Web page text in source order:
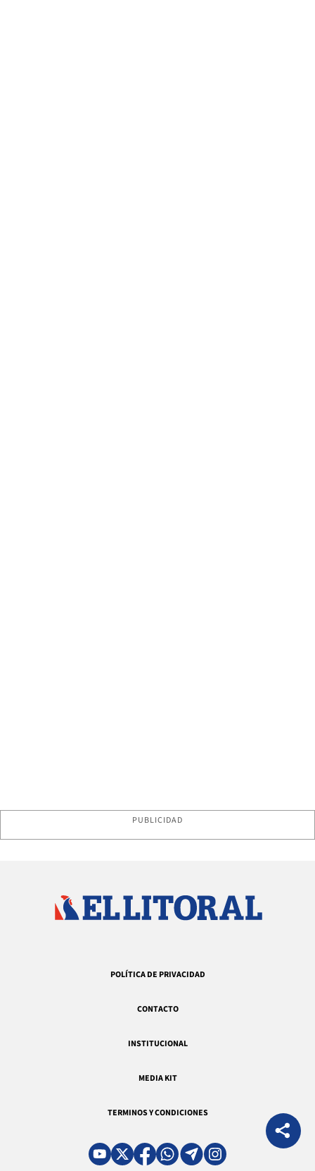
PUBLICIDAD
POLÍTICA DE PRIVACIDAD
CONTACTO
INSTITUCIONAL
MEDIA KIT
TERMINOS Y CONDICIONES